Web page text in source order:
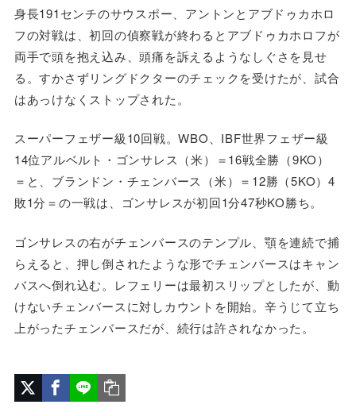
身長191センチのサウスポー、アントンとアブドゥカホロ
フの対戦は、初回の偵察戦が終わるとアブドゥカホロフが
両手で頭を抱え込み、頭痛を訴えるようなしぐさを見せ
る。すかさずリングドクターのチェックを受けたが、試合
はあっけなくストップされた。
スーパーフェザー級10回戦。WBO、IBF世界フェザー級
14位アルベルト・ゴンサレス（米）＝16戦全勝（9KO）
＝と、ブランドン・チェンバース（米）＝12勝（5KO）4
敗1分＝の一戦は、ゴンサレスが初回1分47秒KO勝ち。
ゴンサレスの右がチェンバースのテンプル、顎を連続で捕
らえると、押し倒されたような形でチェンバースはキャン
バスへ倒れ込む。レフェリーは最初スリップとしたが、動
けないチェンバースに対しカウントを開始。辛うじて立ち
上がったチェンバースだが、続行は許されなかった。